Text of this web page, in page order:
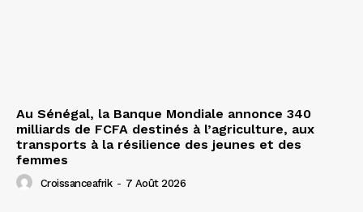
Au Sénégal, la Banque Mondiale annonce 340
milliards de FCFA destinés à l’agriculture, aux
transports à la résilience des jeunes et des
femmes
Croissanceafrik - 7 Août 2026